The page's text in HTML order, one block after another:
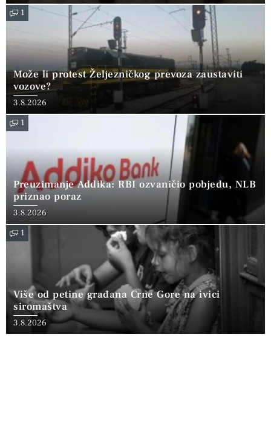
1
Može li protest Željezničkog prevoza zaustaviti
vozove?
3.8.2026
1
Preuzimanje Addika: RBI ozvaničio pobjedu, NLB
priznao poraz
3.8.2026
1
Više od petine građana Crne Gore na ivici
siromaštva
3.8.2026